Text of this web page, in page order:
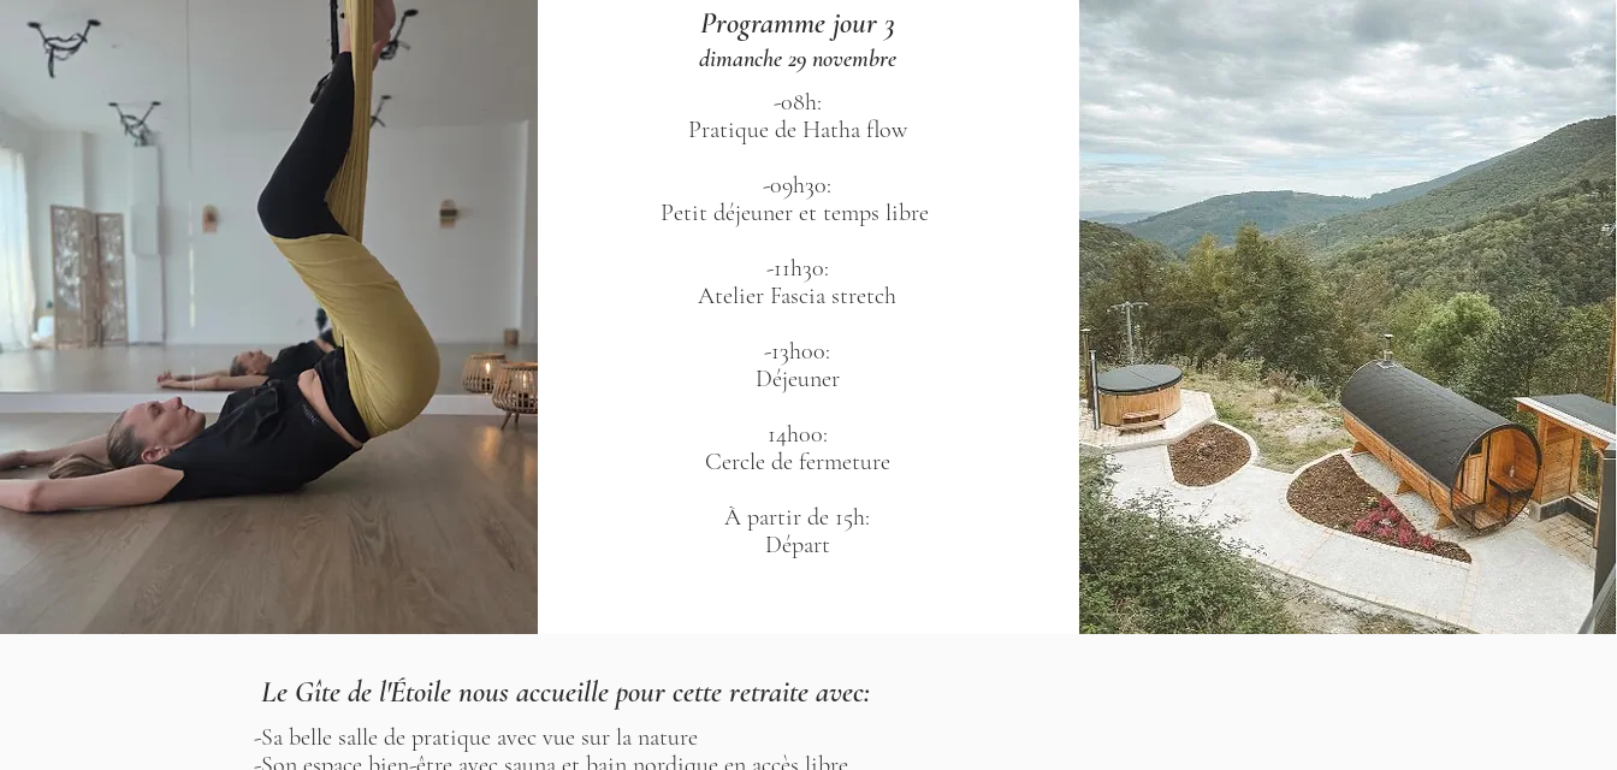
Programme jour 3
dimanche 29 novembre
-08h:
Pratique de Hatha flow
-09h30:
Petit déjeuner et temps libre
-11h30:
Atelier Fascia stretch
-13h00:
Déjeuner
14h00:
Cercle de fermeture
À partir de 15h:
​Départ
Le Gîte de l'Étoile nous accueille pour cette retraite avec:
-Sa belle salle de pratique avec vue sur la nature